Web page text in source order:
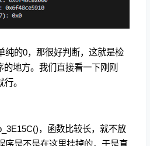
纯的0，那很好判断，这就是检
地方。我们直接看一下刚刚
。
，函数比较长，就不放
序是不是在这里挂掉的，于是直